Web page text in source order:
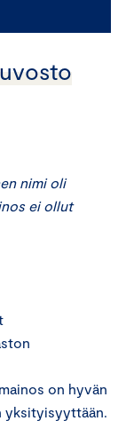
nimi oli
ei ollut
on hyvän
yksityisyyttään.